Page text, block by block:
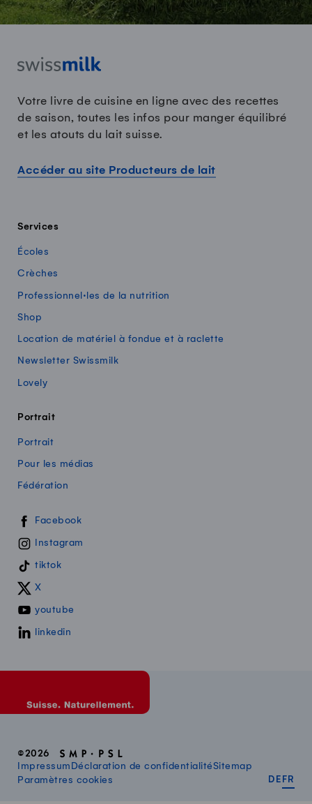
Votre livre de cuisine en ligne avec des recettes
de saison, toutes les infos pour manger équilibré
et les atouts du lait suisse.
Accéder au site Producteurs de lait
Services
Écoles
Crèches
Professionnel·les de la nutrition
Shop
Location de matériel à fondue et à raclette
Newsletter Swissmilk
Lovely
Portrait
Portrait
Pour les médias
Fédération
Swissmilk sur les réseaux sociaux
Facebook
Instagram
tiktok
X
youtube
linkedin
©2026
Impressum Déclaration de confidentialitéSitemap
Paramètres cookies
DE FR